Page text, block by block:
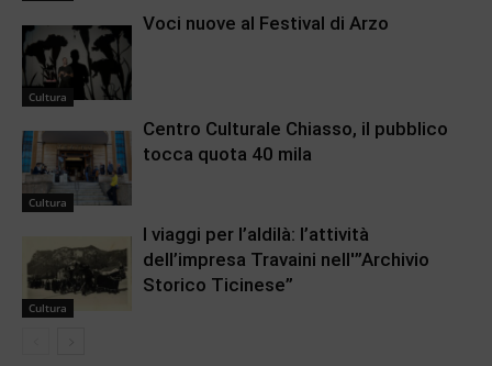
Cultura
Voci nuove al Festival di Arzo
Cultura
Centro Culturale Chiasso, il pubblico
tocca quota 40 mila
Cultura
I viaggi per l’aldilà: l’attività
dell’impresa Travaini nell'”Archivio
Storico Ticinese”